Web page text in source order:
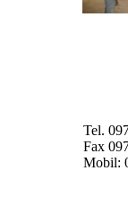
Tel.
Fax
Mobil: